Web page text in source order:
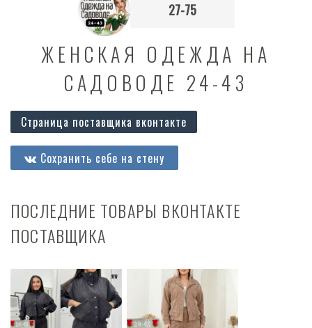
27-75
ЖЕНСКАЯ ОДЕЖДА НА
САДОВОДЕ 24-43
Страница поставщика вконтакте
Сохранить себе на стену
ПОСЛЕДНИЕ ТОВАРЫ ВКОНТАКТЕ
ПОСТАВЩИКА